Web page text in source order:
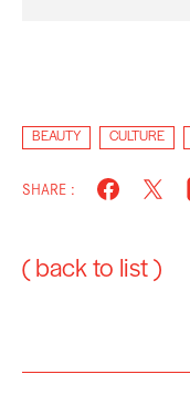
BEAUTY CULTURE
SHARE :
( back to list )